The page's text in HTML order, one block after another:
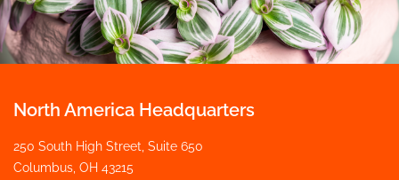
North America Headquarters
250 South High Street, Suite 650
Columbus, OH 43215